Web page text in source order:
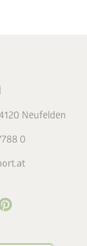
Neufelden
0